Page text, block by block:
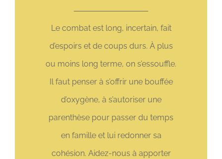
Le combat est long, incertain, fait
d’espoirs et de coups durs. À plus
ou moins long terme, on s’essouffle.
Il faut penser à s’offrir une bouffée
d’oxygène, à s’autoriser une
parenthèse pour passer du temps
en famille et lui redonner sa
cohésion. Aidez-nous à apporter